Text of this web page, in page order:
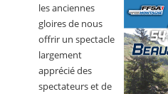
les anciennes
gloires de nous
offrir un spectacle
largement
apprécié des
spectateurs et de